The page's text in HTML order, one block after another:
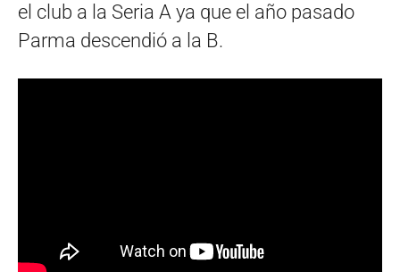
el club a la Seria A ya que el año pasado
Parma descendió a la B.